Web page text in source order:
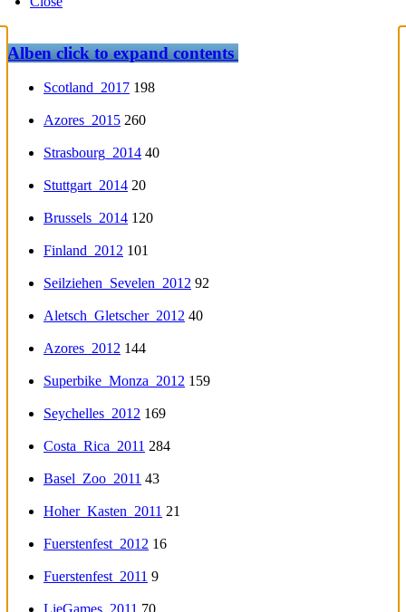
Albenclick to expand contents
Scotland_2017 198
Azores_2015 260
Strasbourg_2014 40
Stuttgart_2014 20
Brussels_2014 120
Finland_2012 101
Seilziehen_Sevelen_2012 92
Aletsch_Gletscher_2012 40
Azores_2012 144
Superbike_Monza_2012 159
Seychelles_2012 169
Costa_Rica_2011 284
Basel_Zoo_2011 43
Hoher_Kasten_2011 21
Fuerstenfest_2012 16
Fuerstenfest_2011 9